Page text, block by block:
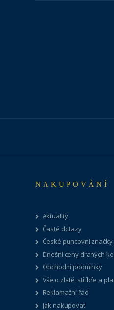
NAKUPOVÁNÍ
Aktuality
Časté dotazy
České puncovní značky
Dnešní ceny drahých
Obchodní podmínky
Vše o zlatě, stříbře a
Reklamační řád
Jak nakupovat